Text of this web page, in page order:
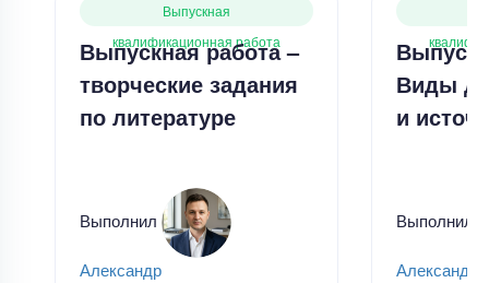
Выпускная
квалификационная работа
Выпускная работа –
творческие задания
по литературе
Выполнил
Александр
Виды
и
Выполнил
Александр